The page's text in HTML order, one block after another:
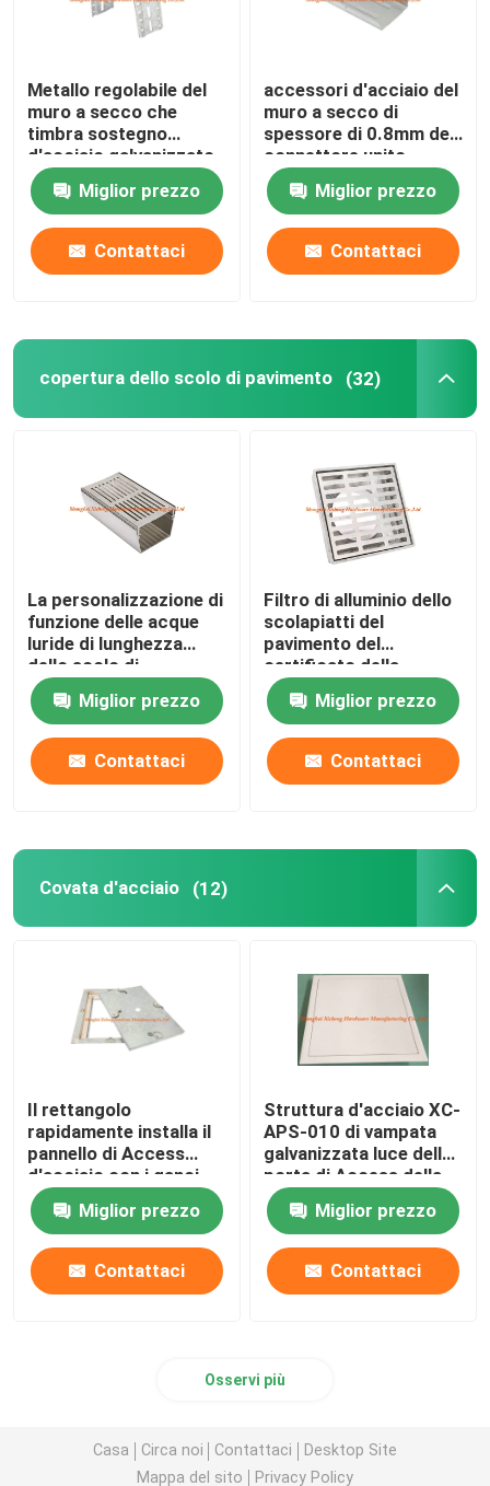
Metallo regolabile del
muro a secco che
timbra sostegno
d'acciaio galvanizzato
parti
Miglior prezzo
Contattaci
accessori d'acciaio del
muro a secco di
spessore di 0.8mm del
connettore unito
diritto universale di
profiloMiglior prezzo
Contattaci
copertura dello scolo di pavimento (32)
La personalizzazione di
funzione delle acque
luride di lunghezza
dello scolo di
pavimento dell'acciaio
inossidabile 0.5m
accetta
Miglior prezzo
Contattaci
Filtro di alluminio dello
scolapiatti del
pavimento del
certificato della
copertura ISO9001
dello scolo di
pavimento del
quadrato del metallo
Miglior prezzo
Contattaci
Covata d'acciaio (12)
Il rettangolo
rapidamente installa il
pannello di Access
d'acciaio con i ganci
pesanti della covata
quattroMiglior prezzo
Contattaci
Struttura d'acciaio XC-
APS-010 di vampata
galvanizzata luce della
porta di Access della
covata del soffitto
Miglior prezzo
Contattaci
Osservi più
Casa Circa noi Contattaci
Desktop Site
Mappa del sito
Privacy Policy